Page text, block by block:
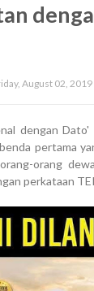
August 02, 2019
dengan
pertama
orang
perkataan